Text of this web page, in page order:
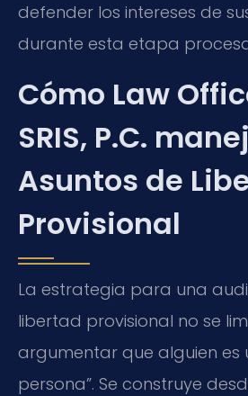
defender los intereses de
durante esta etapa
Cómo Law
SRIS, P.C.
Asuntos de
Provisional
La estrategia para una
libertad provisional no se
argumentar que alguien es
persona”. Se construye